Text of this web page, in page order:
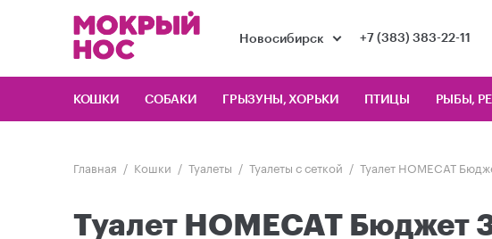
Новосибирск +7 (383) 383-22-11
КОШКИ СОБАКИ ГРЫЗУНЫ, ХОРЬКИ ПТИЦЫ РЫБЫ,
Главная Кошки Туалеты Туалеты с сеткой Туалет HOMECAT
Туалет HOMECAT Бюджет